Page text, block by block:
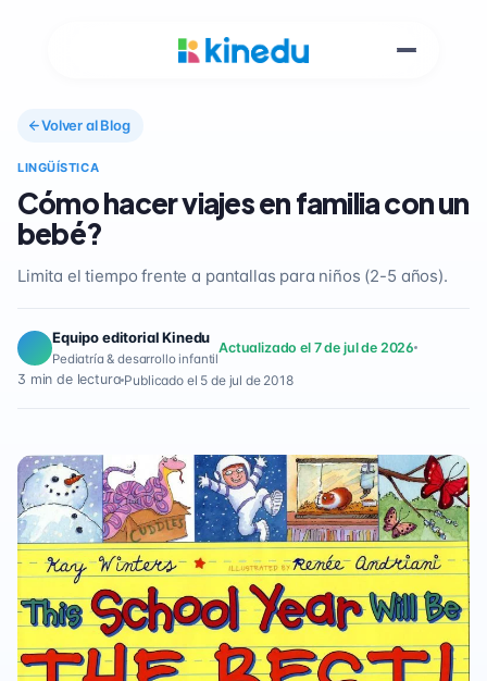
Volver al Blog
LINGÜÍSTICA
Cómo hacer viajes en familia con un
bebé?
Limita el tiempo frente a pantallas para niños (2-5 años).
Equipo editorial Kinedu
Pediatría & desarrollo infantil
Actualizado el 7 de jul de 2026
3 min de lectura Publicado el 5 de jul de 2018